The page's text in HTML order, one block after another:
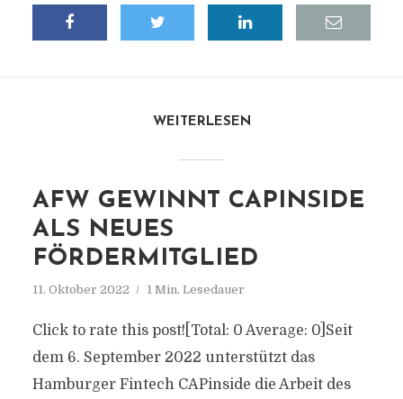
WEITERLESEN
AFW GEWINNT CAPINSIDE
ALS NEUES
FÖRDERMITGLIED
11. Oktober 2022 1 Min. Lesedauer
Click to rate this post![Total: 0 Average: 0]Seit
dem 6. September 2022 unterstützt das
Hamburger Fintech CAPinside die Arbeit des